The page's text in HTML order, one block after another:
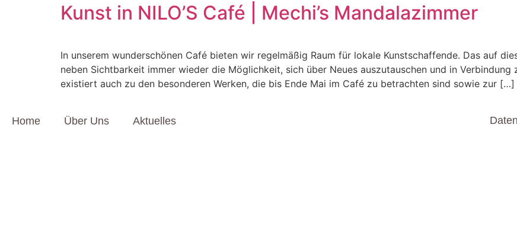
Kunst in NILO’S Café | Mechi’s Mandalazimmer
In unserem wunderschönen Café bieten wir regelmäßig Raum für lokale Kunstschaffende. Das auf
neben Sichtbarkeit immer wieder die Möglichkeit, sich über Neues auszutauschen und in Verbindung
existiert auch zu den besonderen Werken, die bis Ende Mai im Café zu betrachten sind sowie zur […]
Home Über Uns Aktuelles